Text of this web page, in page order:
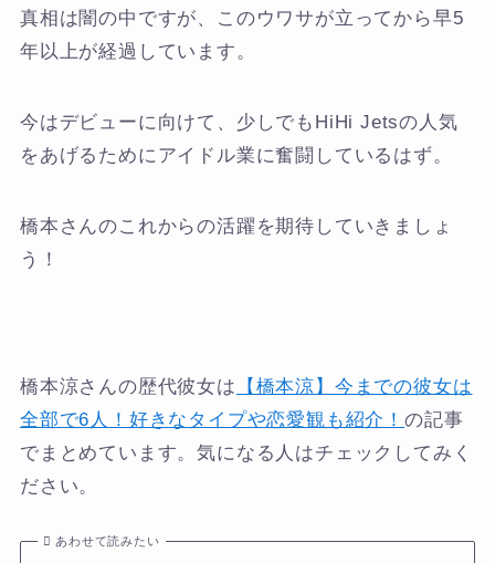
真相は闇の中ですが、このウワサが立ってから早5
年以上が経過しています。
今はデビューに向けて、少しでもHiHi Jetsの人気
をあげるためにアイドル業に奮闘しているはず。
橋本さんのこれからの活躍を期待していきましょ
う！
橋本涼さんの歴代彼女は 【橋本涼】今までの彼女は
全部で6人！好きなタイプや恋愛観も紹介！の記事
でまとめています。気になる人はチェックしてみく
ださい。
あわせて読みたい